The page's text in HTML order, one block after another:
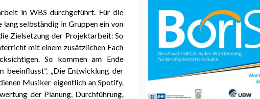
in WBS durchgeführt. Für die
lang selbständig in Gruppen ein von
Zielsetzung der Projektarbeit: So
mit einem zusätzlichen Fach
So kommen am Ende
beeinflusst“, „Die Entwicklung der
Musiker eigentlich an Spotify,
der Planung, Durchführung,